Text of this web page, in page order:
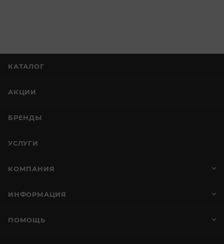
КАТАЛОГ
АКЦИИ
БРЕНДЫ
УСЛУГИ
КОМПАНИЯ
ИНФОРМАЦИЯ
ПОМОЩЬ